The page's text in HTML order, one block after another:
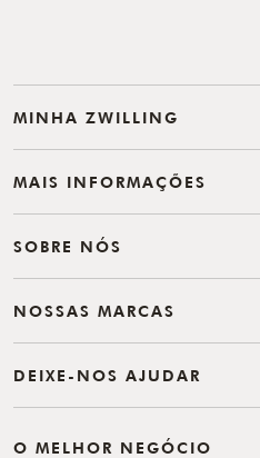
MINHA ZWILLING
MAIS INFORMAÇÕES
SOBRE NÓS
NOSSAS MARCAS
DEIXE-NOS AJUDAR
O MELHOR NEGÓCIO